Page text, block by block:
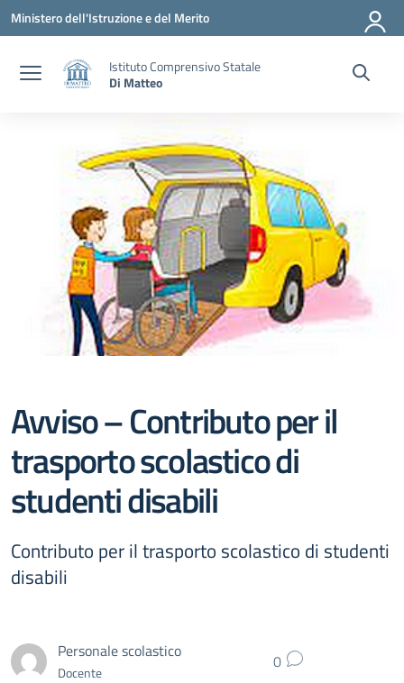
Vai ai contenuti
Vai al menu di navigazione
Vai al footer
Ministero dell'Istruzione e del Merito
Istituto Comprensivo Statale
Di Matteo
Avviso – Contributo per il
trasporto scolastico di
studenti disabili
Contributo per il trasporto scolastico di studenti
disabili
Personale scolastico
Docente 0